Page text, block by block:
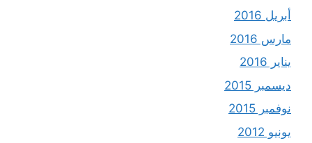
أبريل 2016
مارس 2016
يناير 2016
ديسمبر 2015
نوفمبر 2015
يونيو 2012